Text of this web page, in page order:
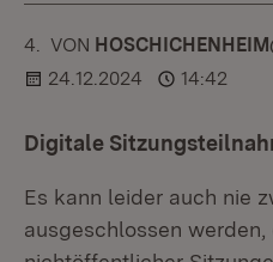
4. KOMMENTAR
VON :
24.12.2024
14:42
Digitale
Es kann leider auch nie
ausgeschlossen